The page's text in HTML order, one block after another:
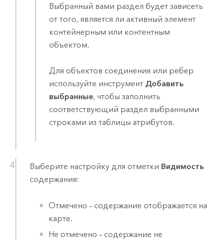
Выбранный вами раздел будет зависеть
от того, является ли активный элемент
контейнерным или контентным
объектом.
Для объектов соединения или ребер
используйте инструмент Добавить
выбранные, чтобы заполнить
соответствующий раздел выбранными
строками из таблицы атрибутов.
Выберите настройку для отметки Видимость
содержания:
Отмечено – содержание отображается на
карте.
Не отмечено – содержание не